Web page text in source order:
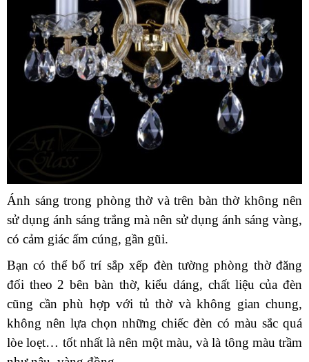
Ánh sáng trong phòng thờ và trên bàn thờ không nên
sử dụng ánh sáng trắng mà nên sử dụng ánh sáng vàng,
có cảm giác ấm cúng, gần gũi.
Bạn có thể bố trí sắp xếp đèn tường phòng thờ đăng
đối theo 2 bên bàn thờ, kiểu dáng, chất liệu của đèn
cũng cần phù hợp với tủ thờ và không gian chung,
không nên lựa chọn những chiếc đèn có màu sắc quá
lòe loẹt… tốt nhất là nên một màu, và là tông màu trầm